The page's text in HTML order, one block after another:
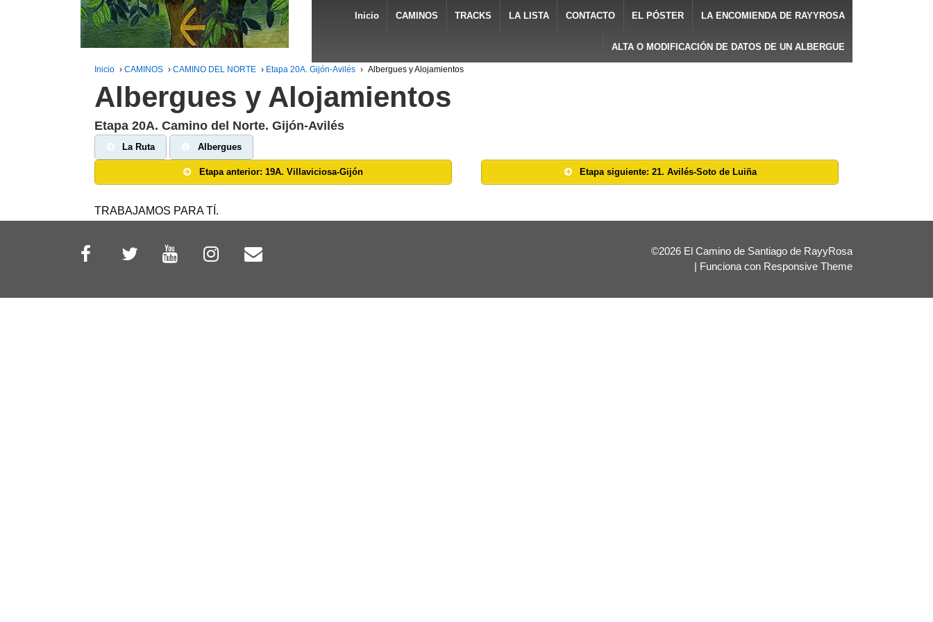
Inicio CAMINOS TRACKS LA LISTA CONTACTO EL PÓSTER LA ENCOMIENDA DE RAYYROSA
ALTA O MODIFICACIÓN DE DATOS DE UN ALBERGUE
Inicio › CAMINOS › CAMINO DEL NORTE › Etapa 20A. Gijón-Avilés › Albergues y Alojamientos
Albergues y Alojamientos
Etapa 20A. Camino del Norte. Gijón-Avilés
La Ruta Albergues
Etapa anterior: 19A. Villaviciosa-Gijón Etapa siguiente: 21. Avilés-Soto de Luiña
TRABAJAMOS PARA TÍ.
©2026 El Camino de Santiago de RayyRosa
| Funciona con Responsive Theme